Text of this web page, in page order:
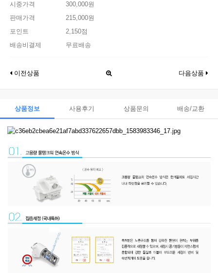
시중가격
300,000원
판매가격
215,000원
포인트
2,150점
배송비결제
무료배송
이전상품 다음상품
상품정보 사용후기 상품문의 배송/교환